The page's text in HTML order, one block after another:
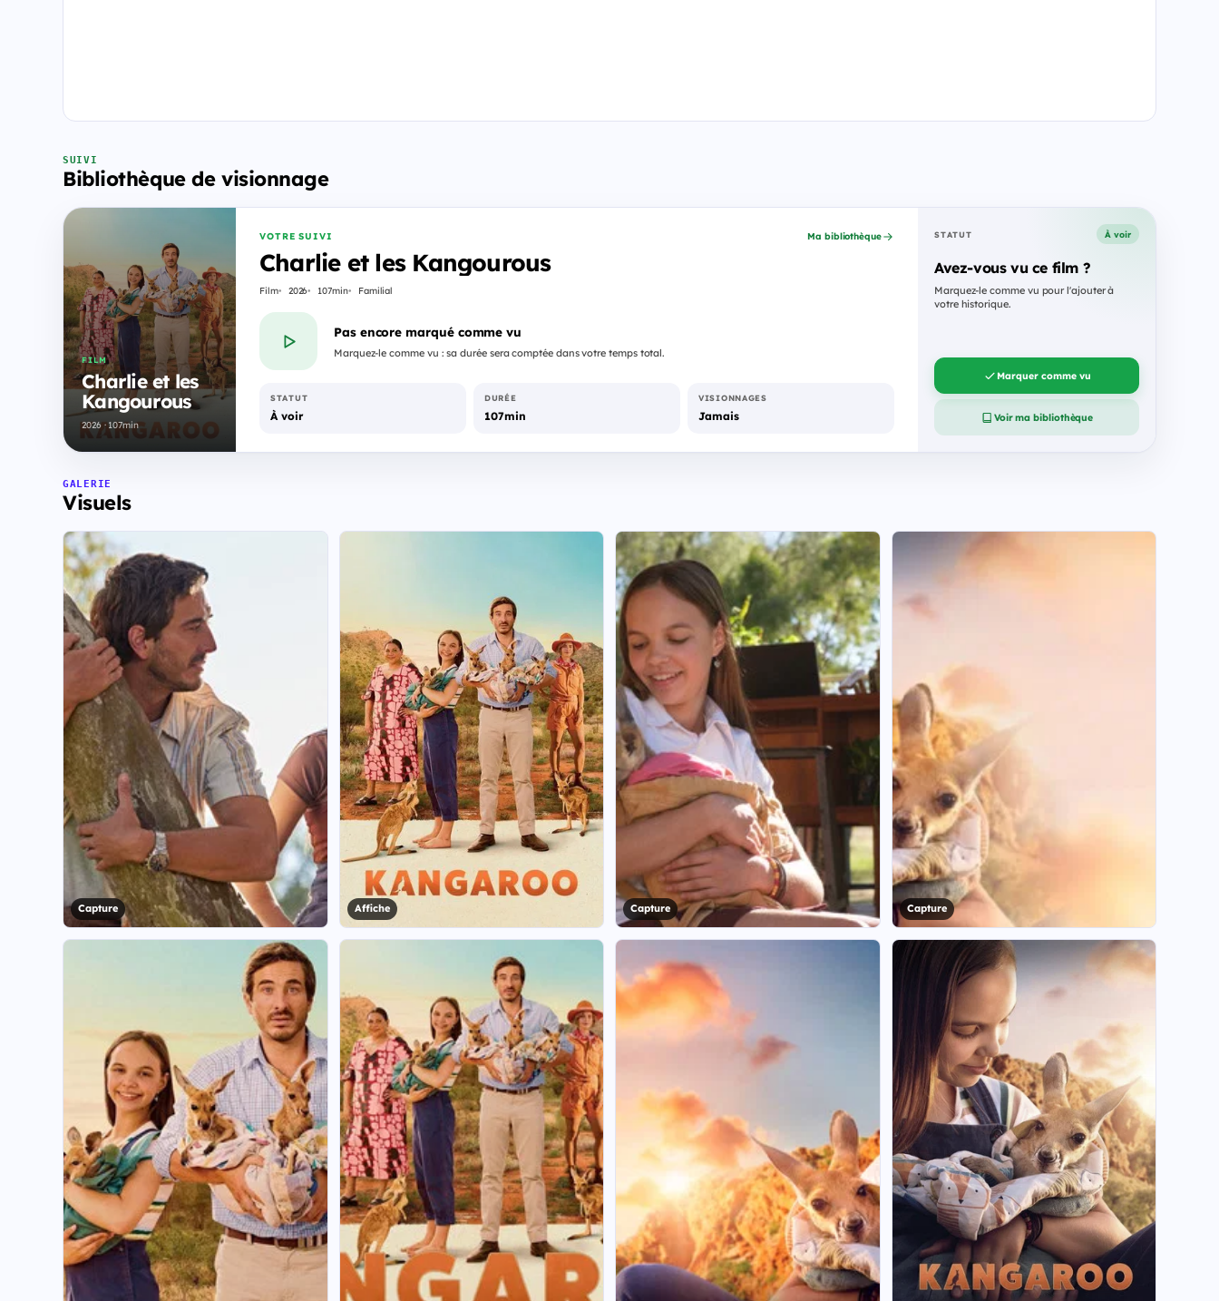
SUIVI
Bibliothèque de visionnage
FILM
Charlie et les
Kangourous
2026 · 107min
VOTRE SUIVI
Charlie et les Kangourous
Film 2026 107min Familial
Ma bibliothèque
Pas encore marqué comme vu
Marquez-le comme vu : sa durée sera comptée dans votre temps total.
STATUT
À voir
DURÉE
107min
VISIONNAGES
Jamais
STATUT À voir
Avez-vous vu ce film ?
Marquez-le comme vu pour l'ajouter à
votre historique.
Marquer comme vu
Voir ma bibliothèque
GALERIE
Visuels
Capture Affiche Capture Capture